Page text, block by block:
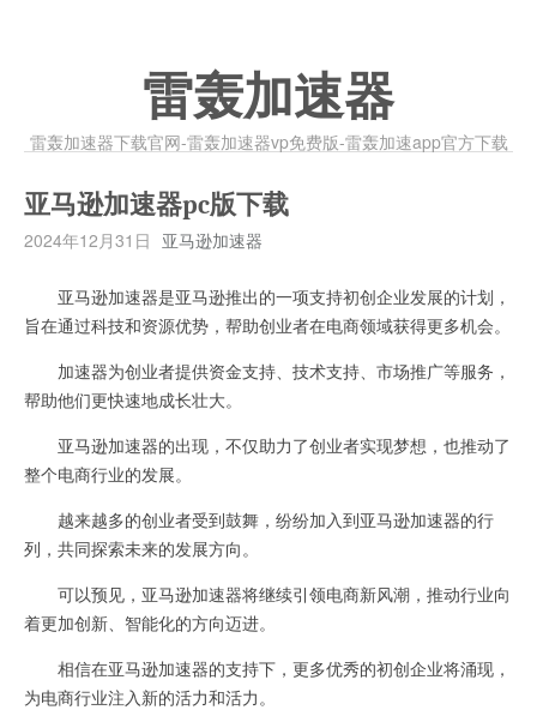
雷轰加速器
雷轰加速器下载官网-雷轰加速器vp免费版-雷轰加速app官方下载
亚马逊加速器pc版下载
2024年12月31日 亚马逊加速器
亚马逊加速器是亚马逊推出的一项支持初创企业发展的计划，
旨在通过科技和资源优势，帮助创业者在电商领域获得更多机会。
加速器为创业者提供资金支持、技术支持、市场推广等服务，
帮助他们更快速地成长壮大。
亚马逊加速器的出现，不仅助力了创业者实现梦想，也推动了
整个电商行业的发展。
越来越多的创业者受到鼓舞，纷纷加入到亚马逊加速器的行
列，共同探索未来的发展方向。
可以预见，亚马逊加速器将继续引领电商新风潮，推动行业向
着更加创新、智能化的方向迈进。
相信在亚马逊加速器的支持下，更多优秀的初创企业将涌现，
为电商行业注入新的活力和活力。